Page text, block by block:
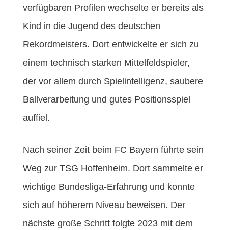
verfügbaren Profilen wechselte er bereits als
Kind in die Jugend des deutschen
Rekordmeisters. Dort entwickelte er sich zu
einem technisch starken Mittelfeldspieler,
der vor allem durch Spielintelligenz, saubere
Ballverarbeitung und gutes Positionsspiel
auffiel.
Nach seiner Zeit beim FC Bayern führte sein
Weg zur TSG Hoffenheim. Dort sammelte er
wichtige Bundesliga-Erfahrung und konnte
sich auf höherem Niveau beweisen. Der
nächste große Schritt folgte 2023 mit dem